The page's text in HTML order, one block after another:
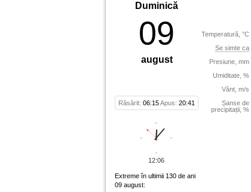
Duminică
09
august
Răsărit: 06:15Apus: 20:41
Temperatură, °C
Se simte ca
Presiune, mm
Umiditate, %
Vânt, m/s
Șanse de
precipitații, %
Extreme în ultimii 130 de ani
09 august:
12:06